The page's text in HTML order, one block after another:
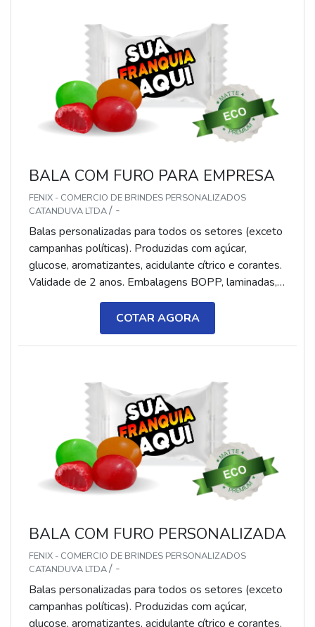
BALA COM FURO PARA EMPRESA
FENIX - COMERCIO DE BRINDES PERSONALIZADOS
CATANDUVA LTDA/ -
Balas personalizadas para todos os setores (exceto
campanhas políticas). Produzidas com açúcar,
glucose, aromatizantes, acidulante cítrico e corantes.
Validade de 2 anos. Embalagens BOPP, laminadas,
metalizadas ou ecológicas, com impressão colorida
ou P&B em alta qualidade, tinta atóxica. Medida: 5 ×
3,5 cm. Sabores variados (frutas, café, menta etc.) e
diferentes tipos (balas, gomas, chicletes, recheadas
COTAR AGORA
BALA COM FURO PERSONALIZADA
FENIX - COMERCIO DE BRINDES PERSONALIZADOS
CATANDUVA LTDA/ -
Balas personalizadas para todos os setores (exceto
campanhas políticas). Produzidas com açúcar,
glucose, aromatizantes, acidulante cítrico e corantes.